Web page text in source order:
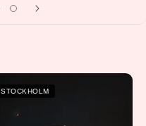
STOCKHOLM